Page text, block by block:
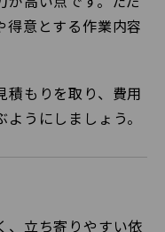
得意とする作業内容
積もりを取り、費用
うにしましょう。
、立ち寄りやすい依